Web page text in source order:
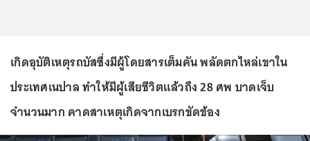
เกิดอุบัติเหตุรถบัสซึ่งมีผู้โดยสารเต็มคัน พลัดตกไหล่เขาใน
ประเทศเนปาล ทำให้มีผู้เสียชีวิตแล้วถึง 28 ศพ บาดเจ็บ
จำนวนมาก คาดสาเหตุเกิดจากเบรกขัดข้อง